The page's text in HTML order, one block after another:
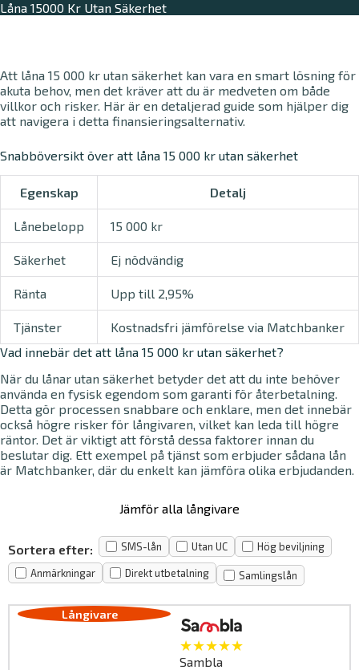
Låna 15000 Kr Utan Säkerhet
Att låna 15 000 kr utan säkerhet kan vara en smart lösning för
akuta behov, men det kräver att du är medveten om både
villkor och risker. Här är en detaljerad guide som hjälper dig
att navigera i detta finansieringsalternativ.
Snabböversikt över att låna 15 000 kr utan säkerhet
Egenskap Detalj
Lånebelopp 15 000 kr
Säkerhet Ej nödvändig
Ränta Upp till 2,95%
Tjänster
Kostnadsfri jämförelse via Matchbanker
Vad innebär det att låna 15 000 kr utan säkerhet?
När du lånar utan säkerhet betyder det att du inte behöver
använda en fysisk egendom som garanti för återbetalning.
Detta gör processen snabbare och enklare, men det innebär
också högre risker för långivaren, vilket kan leda till högre
räntor. Det är viktigt att förstå dessa faktorer innan du
beslutar dig. Ett exempel på tjänst som erbjuder sådana lån
är Matchbanker, där du enkelt kan jämföra olika erbjudanden.
Jämför alla långivare
Sortera efter: SMS-lån Utan UC Hög beviljning
Anmärkningar Direkt utbetalning Samlingslån
★★★★★
Sambla